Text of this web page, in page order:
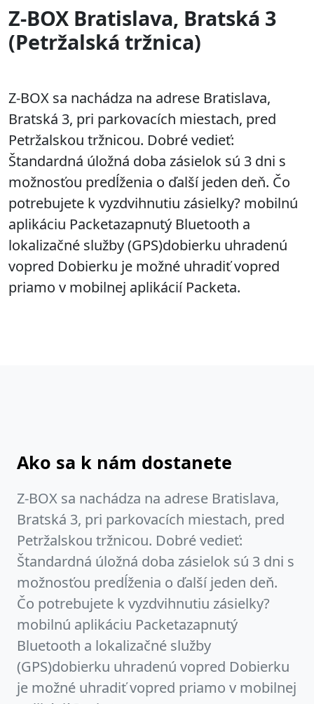
Z-BOX Bratislava, Bratská 3
(Petržalská tržnica)
Z-BOX sa nachádza na adrese Bratislava,
Bratská 3, pri parkovacích miestach, pred
Petržalskou tržnicou. Dobré vedieť:
Štandardná úložná doba zásielok sú 3 dni s
možnosťou predĺženia o ďalší jeden deň. Čo
potrebujete k vyzdvihnutiu zásielky? mobilnú
aplikáciu Packetazapnutý Bluetooth a
lokalizačné služby (GPS)dobierku uhradenú
vopred Dobierku je možné uhradiť vopred
priamo v mobilnej aplikácií Packeta.
Ako sa k nám dostanete
Z-BOX sa nachádza na adrese Bratislava,
Bratská 3, pri parkovacích miestach, pred
Petržalskou tržnicou. Dobré vedieť:
Štandardná úložná doba zásielok sú 3 dni s
možnosťou predĺženia o ďalší jeden deň.
Čo potrebujete k vyzdvihnutiu zásielky?
mobilnú aplikáciu Packetazapnutý
Bluetooth a lokalizačné služby
(GPS)dobierku uhradenú vopred Dobierku
je možné uhradiť vopred priamo v mobilnej